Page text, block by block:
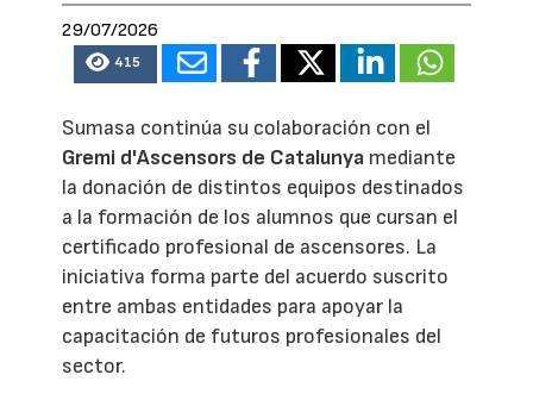
29/07/2026
415
Sumasa continúa su colaboración con el
Gremi d'Ascensors de Catalunya mediante
la donación de distintos equipos destinados
a la formación de los alumnos que cursan el
certificado profesional de ascensores. La
iniciativa forma parte del acuerdo suscrito
entre ambas entidades para apoyar la
capacitación de futuros profesionales del
sector.